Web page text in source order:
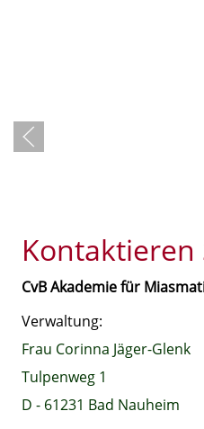
Kontaktieren
CvB Akademie für
Verwaltung:
Frau Corinna Jäger-Glenk
Tulpenweg 1
D - 61231 Bad Nauheim